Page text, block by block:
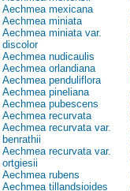
Aechmea mexicana
Aechmea miniata
Aechmea miniata var.
discolor
Aechmea nudicaulis
Aechmea orlandiana
Aechmea penduliflora
Aechmea pineliana
Aechmea pubescens
Aechmea recurvata
Aechmea recurvata var.
benrathii
Aechmea recurvata var.
ortgiesii
Aechmea rubens
Aechmea tillandsioides